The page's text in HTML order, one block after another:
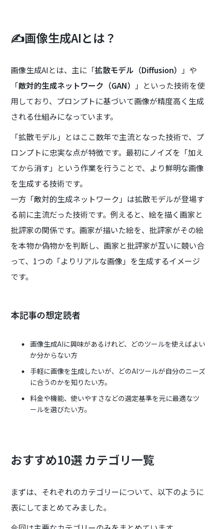
✍️画像生成AIとは？
画像生成AIとは、主に「拡散モデル（Diffusion）
」や
「敵対的生成ネットワーク（GAN）
」といった技術を使
用しており、プロンプトに基づいて画像が精度高く生成
される仕組みになっています。
「拡散モデル」とはここ数年で主流となった技術で、プ
ロンプトに忠実な点が特徴です。最初にノイズを「加え
てから消す」という作業を行うことで、より鮮明な画像
を生成する技術です。
一方「敵対的生成ネットワーク」は拡散モデルが登場す
る前に主流だった技術です。例えると、絵を描く画家と
批評家の関係です。画家が描いた絵を、批評家がその絵
を本物か偽物かを判断し、画家と批評家が互いに競い合
って、1つの「よりリアルな画像」を生成するイメージ
です。
本記事の想定読者
画像生成AIに興味があるけれど、どのツールを使えばよい
か分からない方
手軽に画像を生成したいが、どのAIツールが自分のニーズ
に合うのかを知りたい方。
料金や機能、使いやすさなどの選定基準を元に最適なツ
ールを選びたい方。
おすすめ10選 カテゴリ一覧
まずは、それぞれのカテゴリーについて、以下のように
表にしてまとめてみました。